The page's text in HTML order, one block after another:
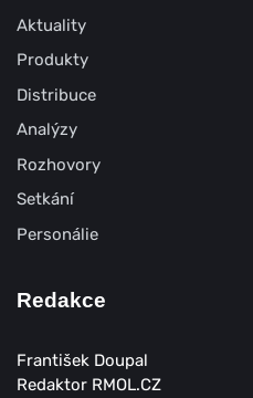
Aktuality
Produkty
Distribuce
Analýzy
Rozhovory
Setkání
Personálie
Redakce
František Doupal
Redaktor RMOL.CZ